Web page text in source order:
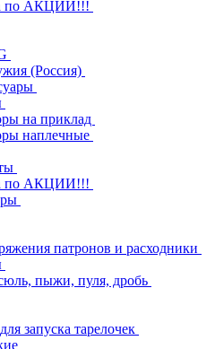
по АКЦИИ!!!
(Россия)
на приклад
наплечные
по АКЦИИ!!!
патронов и расходники
пыжи, пуля, дробь
запуска тарелочек